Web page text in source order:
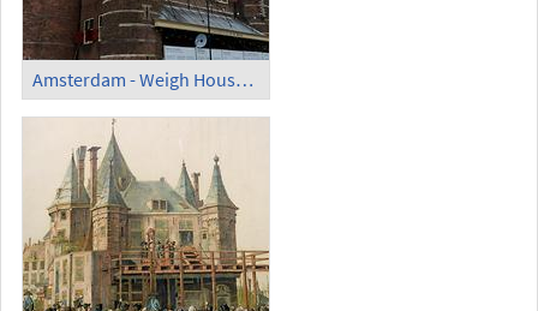
Amsterdam - Weigh House on Nieuwmarkt